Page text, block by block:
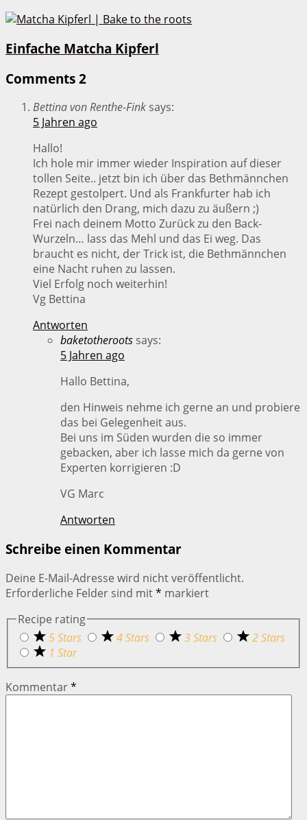
Einfache Matcha Kipferl
Comments 2
Bettina von Renthe-Fink says:
5 Jahren ago
Hallo!
Ich hole mir immer wieder Inspiration auf dieser
tollen Seite.. jetzt bin ich über das Bethmännchen
Rezept gestolpert. Und als Frankfurter hab ich
natürlich den Drang, mich dazu zu äußern ;)
Frei nach deinem Motto Zurück zu den Back-
Wurzeln… lass das Mehl und das Ei weg. Das
braucht es nicht, der Trick ist, die Bethmännchen
eine Nacht ruhen zu lassen.
Viel Erfolg noch weiterhin!
Vg Bettina
Antworten
baketotheroots says:
5 Jahren ago
Hallo Bettina,
den Hinweis nehme ich gerne an und probiere
das bei Gelegenheit aus.
Bei uns im Süden wurden die so immer
gebacken, aber ich lasse mich da gerne von
Experten korrigieren :D
VG Marc
Antworten
Schreibe einen Kommentar
Deine E-Mail-Adresse wird nicht veröffentlicht.
Erforderliche Felder sind mit* markiert
Recipe rating
5 Stars
4 Stars 3 Stars
2 Stars
1 Star
Kommentar*